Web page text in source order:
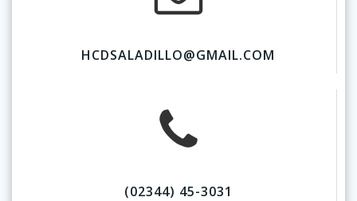
HCDSALADILLO@GMAIL.COM
(02344) 45-3031